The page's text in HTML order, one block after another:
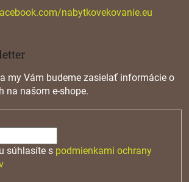
nabytkovekovanie.eu
my Vám budeme zasielať informácie o
na našom e-shope.
súhlasíte s podmienkami ochrany